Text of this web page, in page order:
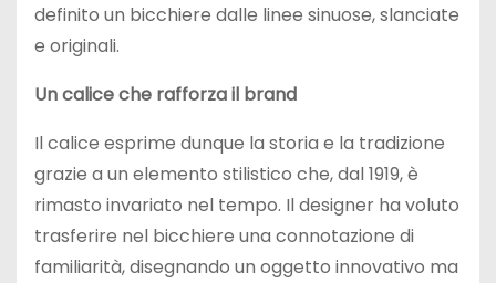
definito un bicchiere dalle linee sinuose, slanciate
e originali.
Un calice che rafforza il brand
Il calice esprime dunque la storia e la tradizione
grazie a un elemento stilistico che, dal 1919, è
rimasto invariato nel tempo. Il designer ha voluto
trasferire nel bicchiere una connotazione di
familiarità, disegnando un oggetto innovativo ma